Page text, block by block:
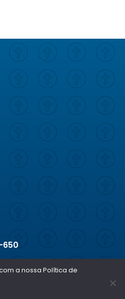
650
a nossa Política de